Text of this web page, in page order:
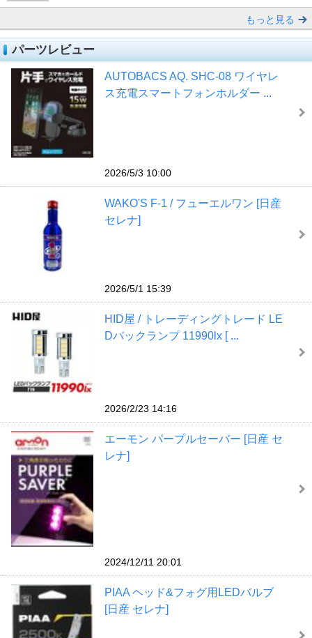
もっと見る
パーツレビュー
AUTOBACS AQ. SHC-08 ワイヤレ
ス充電スマートフォンホルダー ...
2026/5/3 10:00
WAKO'S F-1 / フューエルワン [日産
セレナ]
2026/5/1 15:39
HID屋 / トレーディングトレード LE
Dバックランプ 11990lx [ ...
2026/2/23 14:16
エーモン パープルセーバー [日産 セ
レナ]
2024/12/11 20:01
PIAA ヘッド&フォグ用LEDバルブ
[日産 セレナ]